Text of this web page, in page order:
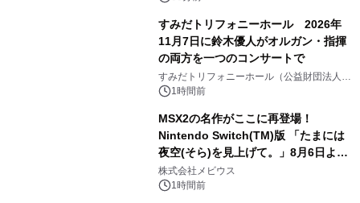
すみだトリフォニーホール 2026年
11月7日に鈴木優人がオルガン・指揮
の両方を一つのコンサートで
すみだトリフォニーホール（公益財団法人墨
田区文化振興財団）
1時間前
MSX2の名作がここに再登場！
Nintendo Switch(TM)版 「たまには
夜空(そら)を見上げて。」8月6日より
配信開始！
株式会社メビウス
1時間前